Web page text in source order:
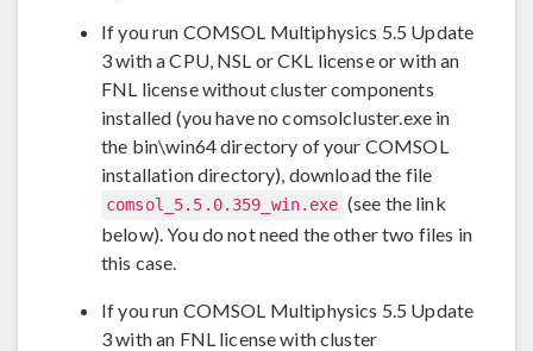
If you run COMSOL Multiphysics 5.5 Update
3 with a CPU, NSL or CKL license or with an
FNL license without cluster components
installed (you have no comsolcluster.exe in
the bin\win64 directory of your COMSOL
installation directory), download the file
comsol_5.5.0.359_win.exe (see the link
below). You do not need the other two files in
this case.
If you run COMSOL Multiphysics 5.5 Update
3 with an FNL license with cluster